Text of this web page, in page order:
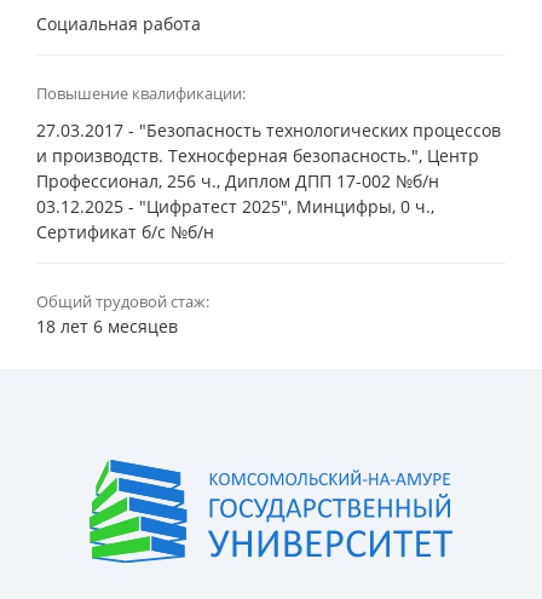
Социальная работа
Повышение квалификации:
27.03.2017 - "Безопасность технологических процессов
и производств. Техносферная безопасность.", Центр
Профессионал, 256 ч., Диплом ДПП 17-002 №б/н
03.12.2025 - "Цифратест 2025", Минцифры, 0 ч.,
Сертификат б/с №б/н
Общий трудовой стаж:
18 лет 6 месяцев